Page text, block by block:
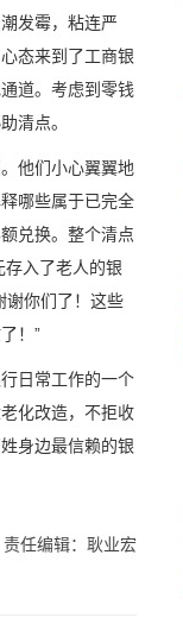
发霉，粘连严
态来到了工商银
道。考虑到零钱
清点。
他们小心翼翼地
哪些属于已完全
兑换。整个清点
入了老人的银
谢你们了！这些
！”
日常工作的一个
化改造，不拒收
身边最信赖的银
责任编辑：耿业宏